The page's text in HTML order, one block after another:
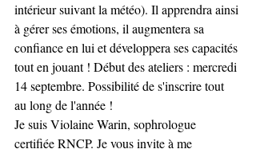
intérieur suivant la météo). Il apprendra ainsi
à gérer ses émotions, il augmentera sa
confiance en lui et développera ses capacités
tout en jouant ! Début des ateliers : mercredi
14 septembre. Possibilité de s'inscrire tout
au long de l'année !
Je suis Violaine Warin, sophrologue
certifiée RNCP. Je vous invite à me